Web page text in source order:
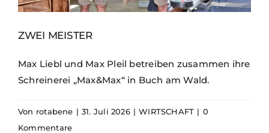
ZWEI MEISTER
Max Liebl und Max Pleil betreiben zusammen ihre
Schreinerei „Max&Max“ in Buch am Wald.
Von rotabene | 31. Juli 2026 | WIRTSCHAFT | 0
Kommentare